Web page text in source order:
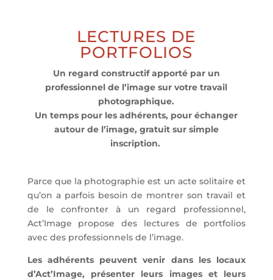
LECTURES DE
PORTFOLIOS
Un regard constructif apporté par un
professionnel de l’image sur votre travail
photographique.
Un temps pour les adhérents, pour échanger
autour de l’image, gratuit sur simple
inscription.
Parce que la photographie est un acte solitaire et
qu’on a parfois besoin de montrer son travail et
de le confronter à un regard professionnel,
Act’Image propose des lectures de portfolios
avec des professionnels de l’image.
Les adhérents peuvent venir dans les locaux
d’Act’Image, présenter leurs images et leurs